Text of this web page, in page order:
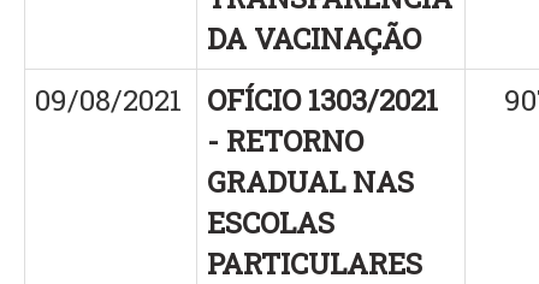
DA VACINAÇÃO
09/08/2021
OFÍCIO 1303/2021
- RETORNO
GRADUAL NAS
ESCOLAS
PARTICULARES